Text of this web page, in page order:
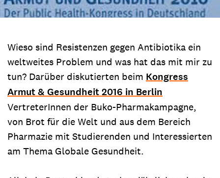
Wieso sind Resistenzen gegen Antibiotika ein
weltweites Problem und was hat das mit mir zu
tun? Darüber diskutierten beim Kongress
Armut & Gesundheit 2016 in Berlin
VertreterInnen der Buko-Pharmakampagne,
von Brot für die Welt und aus dem Bereich
Pharmazie mit Studierenden und Interessierten
am Thema Globale Gesundheit.